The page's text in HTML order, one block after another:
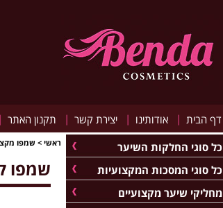
דף הבית | אודותינו | יצירת קשר | תקנון האתר |
ראשי > שמפו
שמפו
כל סוגי החלקות השיער
כל סוגי המסכות המקצועיות
מחליקי שיער מקצועיים